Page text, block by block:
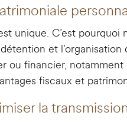
unique. C’est
et
ou financier,
fiscaux et
la